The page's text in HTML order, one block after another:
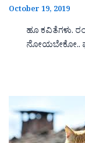
October 19, 2019
ಹೂ ಕವಿತೆಗಳು.
ನೋಯಬೇಕೋ..